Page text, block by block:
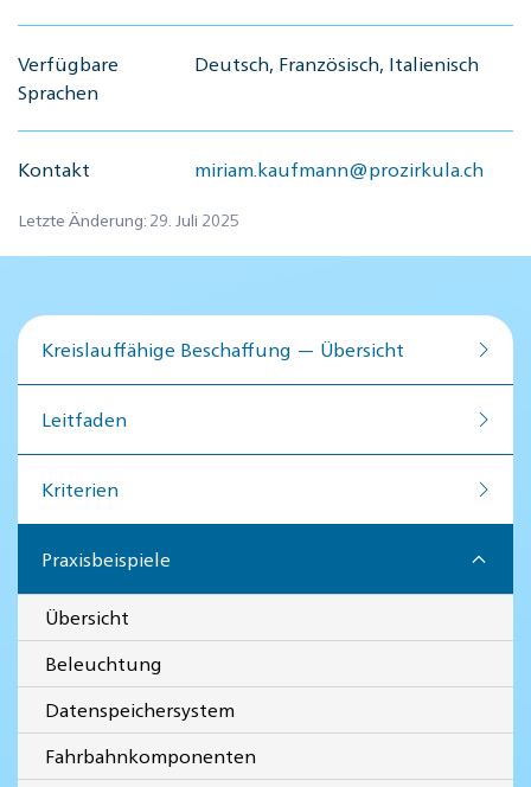
Verfügbare
Sprachen
Deutsch, Französisch, Italienisch
Kontakt miriam.kaufmann@prozirkula.ch
Letzte Änderung: 29. Juli 2025
Kreislauffähige Beschaffung — Übersicht
Leitfaden
Kriterien
Praxisbeispiele
Übersicht
Beleuchtung
Datenspeichersystem
Fahrbahnkomponenten